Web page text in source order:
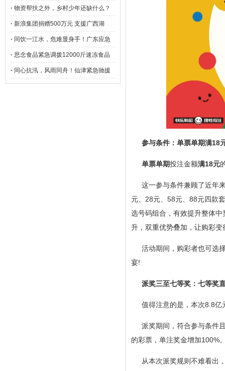
· 物资帮扶之外，乡村少年还缺什么？
· 新浪集团捐赠500万元 支援广西湖
· 同饮一江水，危难显身手！广东应急
· 思念食品紧急调拨12000斤速冻食品
· 同心抗汛，风雨同舟！仙津紧急驰援
参与条件：单票单期满18
单票单期投注金额满18元
这一参与条件兼顾了近年
元、28元、58元、88元四款
选号码组合，有效提升整体
升，双重优势叠加，让购彩变
活动期间，购彩者也可选
宴!
派奖三至七等奖：七等奖
值得注意的是，本次8.8亿
派奖期间，符合参与条件
的彩票，单注奖金增加100%
从本次派奖规则不难看出